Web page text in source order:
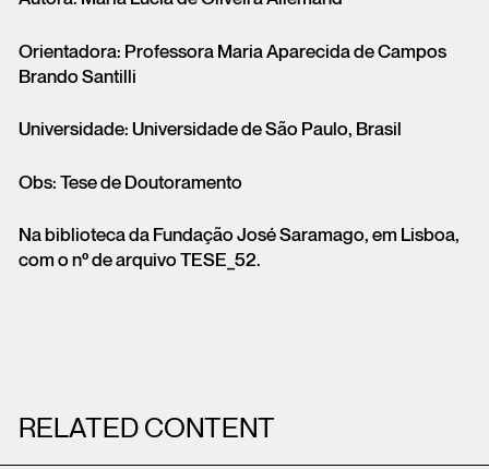
Orientadora: Professora Maria Aparecida de Campos
Brando Santilli
Universidade: Universidade de São Paulo, Brasil
Obs: Tese de Doutoramento
Na biblioteca da Fundação José Saramago, em Lisboa,
com o nº de arquivo TESE_52.
RELATED CONTENT